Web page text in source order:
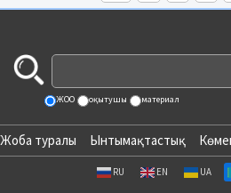
ЖОО оқытушы материал
Жоба туралы Ынтымақтастық
RU EN UA